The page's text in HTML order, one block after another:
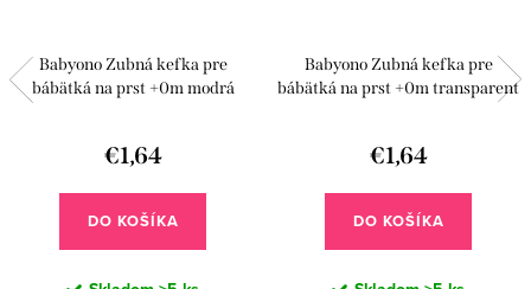
Babyono Zubná kefka pre
bábätká na prst +0m modrá
€1,64
DO KOŠÍKA
Babyono Zubná kefka pre
bábätká na prst +0m transparent
€1,64
DO KOŠÍKA